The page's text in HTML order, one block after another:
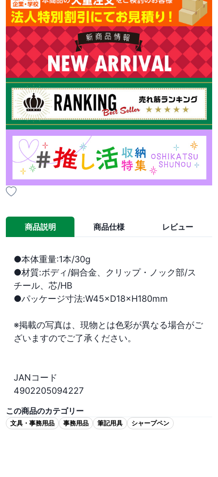
商品説明 商品仕様 レビュー
●本体重量:1本/30g
●材質:ボディ/銅合金、クリップ・ノック部/ス
チール、芯/HB
●パッケージ寸法:W45×D18×H180mm
※掲載の写真は、現物とは色彩が異なる場合がご
ざいますのでご了承ください。
JANコード
4902205094227
この商品のカテゴリー
文具・事務用品 事務用品 筆記用具 シャープペン